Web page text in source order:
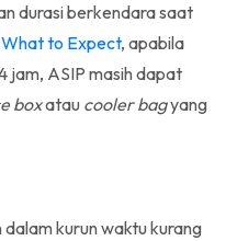
durasi berkendara saat
What to Expect, apabila
jam, ASIP masih dapat
boxatau cooler bagyang
kurun waktu kurang